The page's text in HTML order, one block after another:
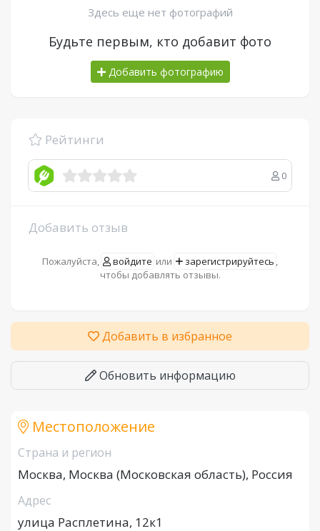
Здесь еще нет фотографий
Будьте первым, кто добавит фото
Добавить фотографию
Рейтинги
0
Добавить отзыв
Пожалуйста, войдите или зарегистрируйтесь ,
чтобы добавлять отзывы.
Добавить в избранное
Обновить информацию
Местоположение
Страна и регион
Москва, Москва (Московская область), Россия
Адрес
улица Расплетина, 12к1